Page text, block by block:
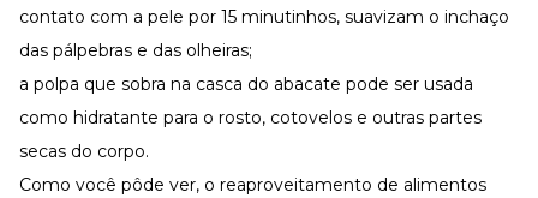
contato com a pele por 15 minutinhos, suavizam o inchaço
das pálpebras e das olheiras;
a polpa que sobra na casca do abacate pode ser usada
como hidratante para o rosto, cotovelos e outras partes
secas do corpo.
Como você pôde ver, o reaproveitamento de alimentos